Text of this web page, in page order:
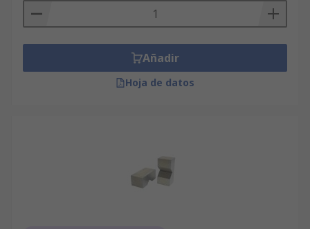
Añadir
Hoja de datos